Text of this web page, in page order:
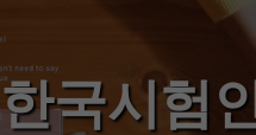
한국시험